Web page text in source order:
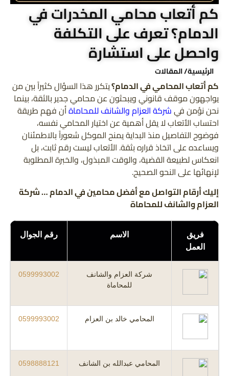
كم أتعاب محامي المخدرات في
الدمام؟ تعرف على التكلفة
واحصل على استشارة
الرئيسية/ المقالات
كم أتعاب المحامي في الدمام؟يتكرر هذا السؤال كثيراً بين من
يواجهون موقف قانوني ويبحثون عن محامي جدير بالثقة، بينما
نحن نؤمن فيشركة العزام والشانف للمحاماةأن فهم طريقة
احتساب الأتعاب لا يقل أهمية عن اختيار المحامي نفسه،
فوضوح التفاصيل منذ البداية يمنح الموكل شعوراً بالاطمئنان
ويساعده على اتخاذ قراره بثقة. الأتعاب ليست رقم ثابت، بل
انعكاس لطبيعة القضية، والوقت المبذول، والخبرة المطلوبة
لإنهائها على النحو الصحيح.
إليك أرقام التواصل مع أفضل محامين في الدمام … شركة
العزام والشانف للمحاماة
فريق
العمل
الاسم رقم الجوال
شركة العزام والشانف
للمحاماة
0599993002
المحامي خالد بن العزام 0599993002
المحامي عبدالله بن الشانف 0598888121